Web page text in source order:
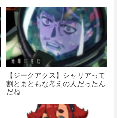
【ジークアクス】シャリアって
割とまともな考えの人だったん
だね…